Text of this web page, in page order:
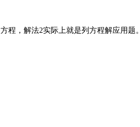
程，解法2实际上就是列方程解应用题。